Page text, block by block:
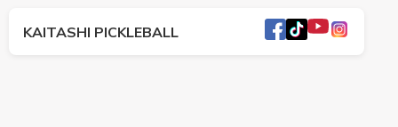
KAITASHI PICKLEBALL